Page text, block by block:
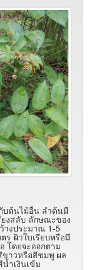
บต้นไม้อื่น ลำต้นมี
ยงสลับ ลักษณะของ
างประมาณ 1-5
ร ผิวใบเรียบหรือมี
โดยจะออกตาม
ขาวหรือสีชมพู ผล
ำเงินเข้ม